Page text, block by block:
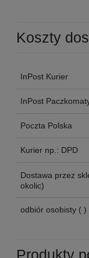
Koszty
Cena nie zawiera
InPost Kurier
InPost
Poczta Polska
Kurier np.: DPD
Dostawa przez
okolic)
odbiór osobisty ( )
Produkty